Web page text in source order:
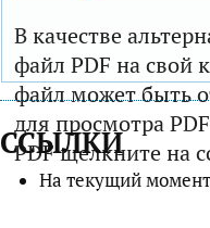
В качестве
файл PDF на свой
файл может быть
для просмотра
PDF щелкните на
ССЫЛКИ
На текущий